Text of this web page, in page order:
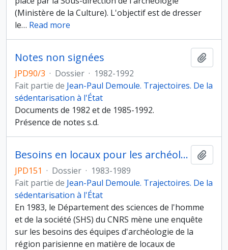
(Ministère de la Culture). L'objectif est de dresser
le… Read more
Notes non signées
JPD90/3 · Dossier · 1982-1992
Fait partie de Jean-Paul Demoule. Trajectoires. De la
sédentarisation à l'État
Documents de 1982 et de 1985-1992.
Présence de notes s.d.
Besoins en locaux pour les archéologues parisiens
JPD151 · Dossier · 1983-1989
Fait partie de Jean-Paul Demoule. Trajectoires. De la
sédentarisation à l'État
En 1983, le Département des sciences de l'homme
et de la société (SHS) du CNRS mène une enquête
sur les besoins des équipes d'archéologie de la
région parisienne en matière de locaux de